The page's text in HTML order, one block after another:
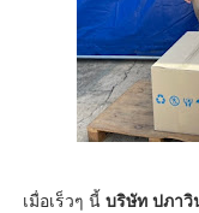
เมื่อเร็วๆ นี้ บริษัท ปภาวิ